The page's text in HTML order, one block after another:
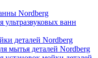
Nordberg
ультразвуковых ванн
деталей Nordberg
мытья деталей Nordberg